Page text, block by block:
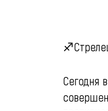
Сегодня